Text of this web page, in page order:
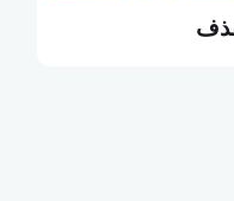
ما هي البطالة